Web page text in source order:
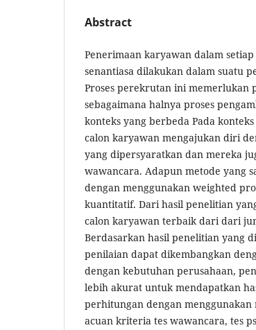
Abstract
Penerimaan karyawan dalam
senantiasa dilakukan dalam suatu
Proses perekrutan ini memerlukan
sebagaimana halnya proses
konteks yang berbeda Pada
calon karyawan mengajukan diri
yang dipersyaratkan dan mereka
wawancara. Adapun metode yang
dengan menggunakan weighted
kuantitatif. Dari hasil penelitian
calon karyawan terbaik dari dari
Berdasarkan hasil penelitian yang
penilaian dapat dikembangkan
dengan kebutuhan perusahaan,
lebih akurat untuk mendapatkan
perhitungan dengan
acuan kriteria tes wawancara, tes